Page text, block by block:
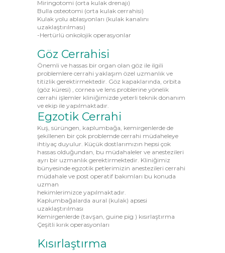
Miringotomi (orta kulak drenajı)
Bulla osteotomi (orta kulak cerrahisi)
Kulak yolu ablasyonları (kulak kanalını
uzaklaştırılması)
-Hertürlü onkolojik operasyonlar
Göz Cerrahisi
Önemli ve hassas bir organ olan göz ile ilgili
problemlere cerrahi yaklaşım özel uzmanlık ve
titizlik gerektirmektedir. Göz kapaklarında, orbita
(göz küresi) , cornea ve lens problerine yönelik
cerrahi işlemler kliniğimizde yeterli teknik donanım
ve ekip ile yapılmaktadır.
Egzotik Cerrahi
Kuş, sürüngen, kaplumbağa, kemirgenlerde de
şekillenen bir çok problemde cerrahi müdaheleye
ihtiyaç duyulur. Küçük dostlarımızın hepsi çok
hassas olduğundan, bu müdahaleler ve anestezileri
ayrı bir uzmanlık gerektirmektedir. Kliniğimiz
bünyesinde egzotik petlerimizin anestezileri cerrahi
müdahale ve post operatif bakımları bu konuda
uzman
hekimlerimizce yapılmaktadır.
Kaplumbağalarda aural (kulak) apsesi
uzaklaştırılması
Kemirgenlerde (tavşan, guine pig ) kısırlaştırma
Çeşitli kırık operasyonları
Kısırlaştırma